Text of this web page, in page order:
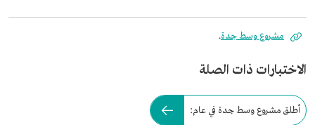
مشروع وسط جدة.
الاختبارات ذات الصلة
أطلق مشروع وسط جدة في عام: